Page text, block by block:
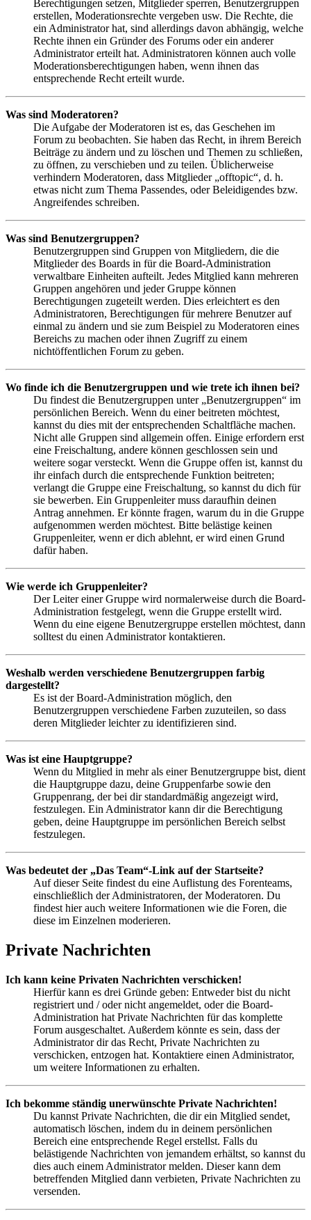
Berechtigungen setzen, Mitglieder sperren, Benutzergruppen
erstellen, Moderationsrechte vergeben usw. Die Rechte, die
ein Administrator hat, sind allerdings davon abhängig, welche
Rechte ihnen ein Gründer des Forums oder ein anderer
Administrator erteilt hat. Administratoren können auch volle
Moderationsberechtigungen haben, wenn ihnen das
entsprechende Recht erteilt wurde.
Was sind Moderatoren?
Die Aufgabe der Moderatoren ist es, das Geschehen im
Forum zu beobachten. Sie haben das Recht, in ihrem Bereich
Beiträge zu ändern und zu löschen und Themen zu schließen,
zu öffnen, zu verschieben und zu teilen. Üblicherweise
verhindern Moderatoren, dass Mitglieder „offtopic“, d. h.
etwas nicht zum Thema Passendes, oder Beleidigendes bzw.
Angreifendes schreiben.
Was sind Benutzergruppen?
Benutzergruppen sind Gruppen von Mitgliedern, die die
Mitglieder des Boards in für die Board-Administration
verwaltbare Einheiten aufteilt. Jedes Mitglied kann mehreren
Gruppen angehören und jeder Gruppe können
Berechtigungen zugeteilt werden. Dies erleichtert es den
Administratoren, Berechtigungen für mehrere Benutzer auf
einmal zu ändern und sie zum Beispiel zu Moderatoren eines
Bereichs zu machen oder ihnen Zugriff zu einem
nichtöffentlichen Forum zu geben.
Wo finde ich die Benutzergruppen und wie trete ich ihnen bei?
Du findest die Benutzergruppen unter „Benutzergruppen“ im
persönlichen Bereich. Wenn du einer beitreten möchtest,
kannst du dies mit der entsprechenden Schaltfläche machen.
Nicht alle Gruppen sind allgemein offen. Einige erfordern erst
eine Freischaltung, andere können geschlossen sein und
weitere sogar versteckt. Wenn die Gruppe offen ist, kannst du
ihr einfach durch die entsprechende Funktion beitreten;
verlangt die Gruppe eine Freischaltung, so kannst du dich für
sie bewerben. Ein Gruppenleiter muss daraufhin deinen
Antrag annehmen. Er könnte fragen, warum du in die Gruppe
aufgenommen werden möchtest. Bitte belästige keinen
Gruppenleiter, wenn er dich ablehnt, er wird einen Grund
dafür haben.
Wie werde ich Gruppenleiter?
Der Leiter einer Gruppe wird normalerweise durch die Board-
Administration festgelegt, wenn die Gruppe erstellt wird.
Wenn du eine eigene Benutzergruppe erstellen möchtest, dann
solltest du einen Administrator kontaktieren.
Weshalb werden verschiedene Benutzergruppen farbig
dargestellt?
Es ist der Board-Administration möglich, den
Benutzergruppen verschiedene Farben zuzuteilen, so dass
deren Mitglieder leichter zu identifizieren sind.
Was ist eine Hauptgruppe?
Wenn du Mitglied in mehr als einer Benutzergruppe bist, dient
die Hauptgruppe dazu, deine Gruppenfarbe sowie den
Gruppenrang, der bei dir standardmäßig angezeigt wird,
festzulegen. Ein Administrator kann dir die Berechtigung
geben, deine Hauptgruppe im persönlichen Bereich selbst
festzulegen.
Was bedeutet der „Das Team“-Link auf der Startseite?
Auf dieser Seite findest du eine Auflistung des Forenteams,
einschließlich der Administratoren, der Moderatoren. Du
findest hier auch weitere Informationen wie die Foren, die
diese im Einzelnen moderieren.
Private Nachrichten
Ich kann keine Privaten Nachrichten verschicken!
Hierfür kann es drei Gründe geben: Entweder bist du nicht
registriert und / oder nicht angemeldet, oder die Board-
Administration hat Private Nachrichten für das komplette
Forum ausgeschaltet. Außerdem könnte es sein, dass der
Administrator dir das Recht, Private Nachrichten zu
verschicken, entzogen hat. Kontaktiere einen Administrator,
um weitere Informationen zu erhalten.
Ich bekomme ständig unerwünschte Private Nachrichten!
Du kannst Private Nachrichten, die dir ein Mitglied sendet,
automatisch löschen, indem du in deinem persönlichen
Bereich eine entsprechende Regel erstellst. Falls du
belästigende Nachrichten von jemandem erhältst, so kannst du
dies auch einem Administrator melden. Dieser kann dem
betreffenden Mitglied dann verbieten, Private Nachrichten zu
versenden.